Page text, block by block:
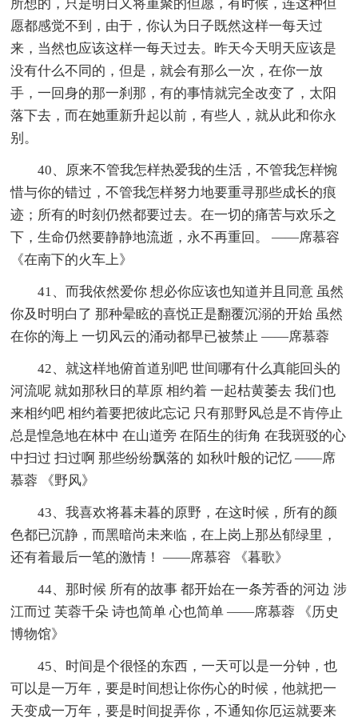
所想的，只是明日又将重聚的但愿，有时候，连这种但
愿都感觉不到，由于，你认为日子既然这样一每天过
来，当然也应该这样一每天过去。昨天今天明天应该是
没有什么不同的，但是，就会有那么一次，在你一放
手，一回身的那一刹那，有的事情就完全改变了，太阳
落下去，而在她重新升起以前，有些人，就从此和你永
别。
40、原来不管我怎样热爱我的生活，不管我怎样惋
惜与你的错过，不管我怎样努力地要重寻那些成长的痕
迹；所有的时刻仍然都要过去。在一切的痛苦与欢乐之
下，生命仍然要静静地流逝，永不再重回。 ——席慕容
《在南下的火车上》
41、而我依然爱你 想必你应该也知道并且同意 虽然
你及时明白了 那种晕眩的喜悦正是翻覆沉溺的开始 虽然
在你的海上 一切风云的涌动都早已被禁止 ——席慕蓉
42、就这样地俯首道别吧 世间哪有什么真能回头的
河流呢 就如那秋日的草原 相约着 一起枯黄萎去 我们也
来相约吧 相约着要把彼此忘记 只有那野风总是不肯停止
总是惶急地在林中 在山道旁 在陌生的街角 在我斑驳的心
中扫过 扫过啊 那些纷纷飘落的 如秋叶般的记忆 ——席
慕蓉 《野风》
43、我喜欢将暮未暮的原野，在这时候，所有的颜
色都已沉静，而黑暗尚未来临，在上岗上那丛郁绿里，
还有着最后一笔的激情！ ——席慕容 《暮歌》
44、那时候 所有的故事 都开始在一条芳香的河边 涉
江而过 芙蓉千朵 诗也简单 心也简单 ——席慕蓉 《历史
博物馆》
45、时间是个很怪的东西，一天可以是一分钟，也
可以是一万年，要是时间想让你伤心的时候，他就把一
天变成一万年，要是时间捉弄你，不通知你厄运就要来